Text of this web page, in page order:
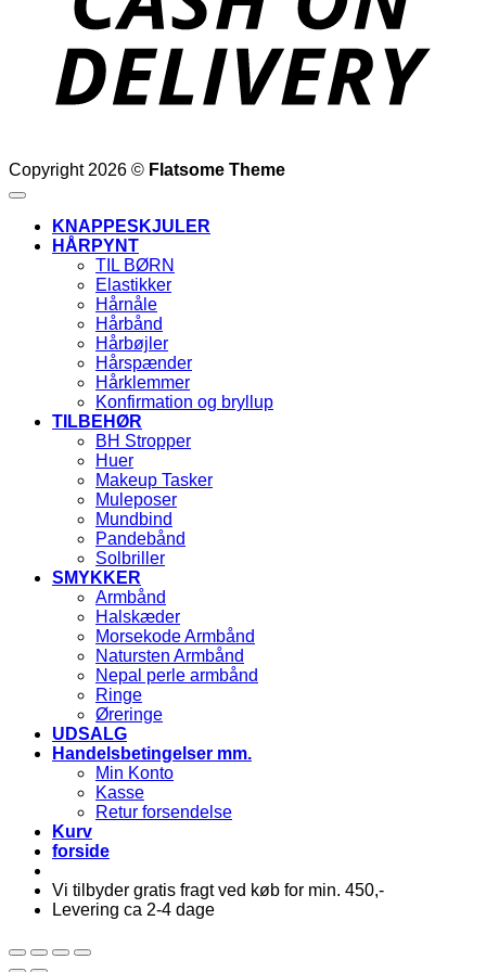
Copyright 2026 © Flatsome Theme
KNAPPESKJULER
HÅRPYNT
TIL BØRN
Elastikker
Hårnåle
Hårbånd
Hårbøjler
Hårspænder
Hårklemmer
Konfirmation og bryllup
TILBEHØR
BH Stropper
Huer
Makeup Tasker
Muleposer
Mundbind
Pandebånd
Solbriller
SMYKKER
Armbånd
Halskæder
Morsekode Armbånd
Natursten Armbånd
Nepal perle armbånd
Ringe
Øreringe
UDSALG
Handelsbetingelser mm.
Min Konto
Kasse
Retur forsendelse
Kurv
forside
Vi tilbyder gratis fragt ved køb for min. 450,-
Levering ca 2-4 dage